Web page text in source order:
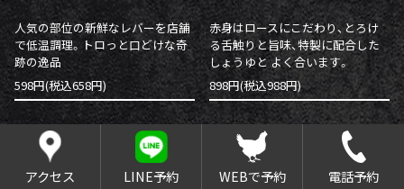
人気の部位の新鮮なレバーを店舗
で低温調理。トロっと口どけな奇
跡の逸品
598円(税込658円)
赤身はロースにこだわり、とろけ
る舌触りと旨味、特製に配合した
しょうゆと よく合います。
898円(税込988円)
アクセス LINE予約 WEBで予約 電話予約